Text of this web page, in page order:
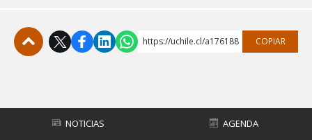
https://uchile.cl/a176188 COPIAR
NOTICIAS AGENDA